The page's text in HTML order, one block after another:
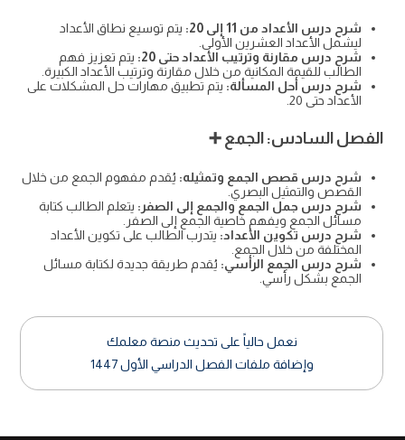
شرح درس الأعداد من 11 إلى 20:
يتم توسيع نطاق الأعداد
ليشمل الأعداد العشرين الأولى.
شرح درس مقارنة وترتيب الأعداد حتى 20:
يتم تعزيز فهم
الطالب للقيمة المكانية من خلال مقارنة وترتيب الأعداد الكبيرة.
شرح درس أحل المسألة: يتم تطبيق مهارات حل المشكلات على
الأعداد حتى 20.
الفصل السادس: الجمع ➕
شرح درس قصص الجمع وتمثيله: يُقدم مفهوم الجمع من خلال
القصص والتمثيل البصري.
شرح درس جمل الجمع والجمع إلى الصفر: يتعلم الطالب كتابة
مسائل الجمع ويفهم خاصية الجمع إلى الصفر.
شرح درس تكوين الأعداد: يتدرب الطالب على تكوين الأعداد
المختلفة من خلال الجمع.
شرح درس الجمع الرأسي: يُقدم طريقة جديدة لكتابة مسائل
الجمع بشكل رأسي.
نعمل حالياً على تحديث منصة معلمك
وإضافة ملفات الفصل الدراسي الأول 1447